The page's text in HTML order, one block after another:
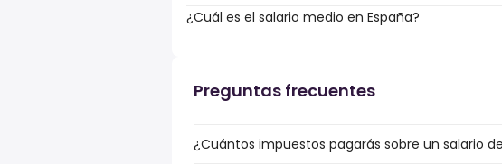
¿Cuál es el salario medio en España?
Preguntas frecuentes
¿Cuántos impuestos pagarás sobre un salario